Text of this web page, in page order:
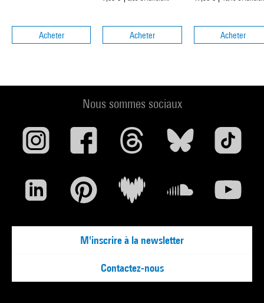
Acheter Acheter Acheter
Nous sommes sociaux
M'inscrire à la newsletter
Contactez-nous